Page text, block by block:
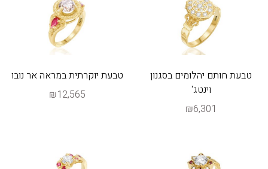
טבעת חותם יהלומים בסגנון
וינטג'
₪6,301
טבעת יוקרתית במראה אר נובו
₪12,565